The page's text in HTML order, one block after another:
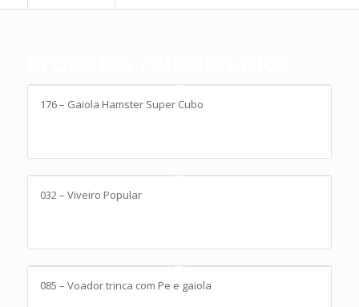
176 – Gaiola Hamster Super Cubo
032 – Viveiro Popular
085 – Voador trinca com Pe e gaiola